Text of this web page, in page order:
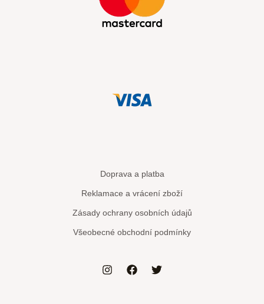
Doprava a platba
Reklamace a vrácení zboží
Zásady ochrany osobních údajů
Všeobecné obchodní podmínky